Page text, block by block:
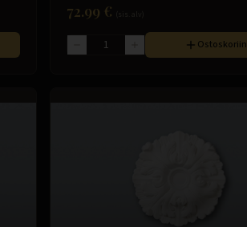
72.99 €
Ostoskoriin